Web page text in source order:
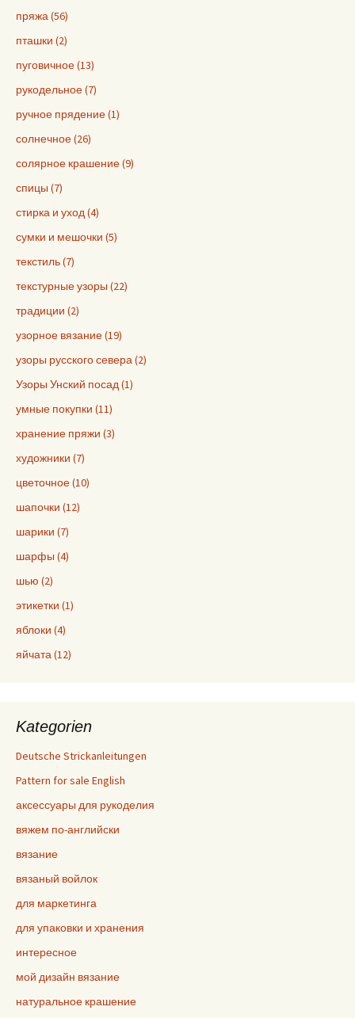
пряжа (56)
пташки (2)
пуговичное (13)
рукодельное (7)
ручное прядение (1)
солнечное (26)
солярное крашение (9)
спицы (7)
стирка и уход (4)
сумки и мешочки (5)
текстиль (7)
текстурные узоры (22)
традиции (2)
узорное вязание (19)
узоры русского севера (2)
Узоры Унский посад (1)
умные покупки (11)
хранение пряжи (3)
художники (7)
цветочное (10)
шапочки (12)
шарики (7)
шарфы (4)
шью (2)
этикетки (1)
яблоки (4)
яйчата (12)
Kategorien
Deutsche Strickanleitungen
Pattern for sale English
аксессуары для рукоделия
вяжем по-английски
вязание
вязаный войлок
для маркетинга
для упаковки и хранения
интересное
мой дизайн вязание
натуральное крашение